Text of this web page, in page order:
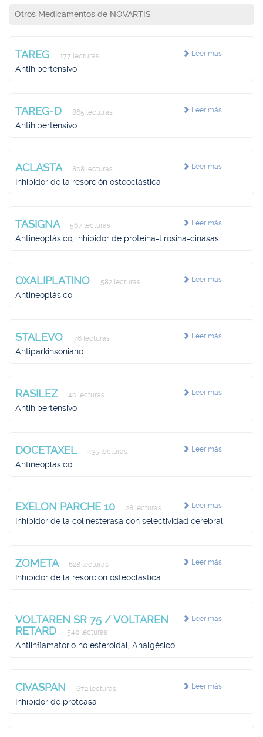
Otros Medicamentos de NOVARTIS
Leer más
TAREG 177 lecturas
Antihipertensivo
Leer más
TAREG-D 865 lecturas
Antihipertensivo
Leer más
ACLASTA 808 lecturas
Inhibidor de la resorción osteoclástica
Leer más
TASIGNA 567 lecturas
Antineoplásico; inhibidor de proteína-tirosina-cinasas
Leer más
OXALIPLATINO 582 lecturas
Antineoplásico
Leer más
STALEVO 76 lecturas
Antiparkinsoniano
Leer más
RASILEZ 40 lecturas
Antihipertensivo
Leer más
DOCETAXEL 435 lecturas
Antineoplásico
Leer más
EXELON PARCHE 10 28 lecturas
Inhibidor de la colinesterasa con selectividad cerebral
Leer más
ZOMETA 628 lecturas
Inhibidor de la resorción osteoclástica
Leer más
VOLTAREN SR 75 / VOLTAREN
RETARD
540 lecturas
Antiinflamatorio no esteroidal, Analgésico
Leer más
CIVASPAN 672 lecturas
Inhibidor de proteasa